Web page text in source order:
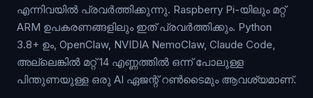
എന്നിവയിൽ പ്രവർത്തിക്കുന്നു. Raspberry Pi-യിലും മറ്റ്
ARM ഉപകരണങ്ങളിലും ഇത് പ്രവർത്തിക്കും. Python
3.8+ ഉം, OpenClaw, NVIDIA NemoClaw, Claude Code,
അല്ലെങ്കിൽ മറ്റ് 14 എണ്ണത്തിൽ ഒന്ന് പോലുള്ള
പിന്തുണയുള്ള ഒരു AI ഏജന്റ് റൺടൈമും ആവശ്യമാണ്.